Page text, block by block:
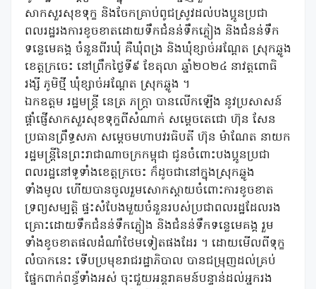
សាកសួរសុខទុក្ខ និងចែកគ្រាប់ពូជស្រូវដល់បងប្អូនប្រជា
ពលរដ្ឋរងការខូចខាតដោយទឹកជំនន់ទឹកភ្លៀង និងជំនន់ទឹក
ទន្លេមេគង្គ ចំនួនពីរឃុំ គឺឃុំពង្រ និងឃុំខ្សាច់អណ្តែត ស្រុកឆ្លូង
ខេត្តក្រចេះ នៅព្រឹកថ្ងៃទី៩ ខែតុលា ឆ្នាំ២០២៤ នាវត្តពោធិ
រង្សី ភូមិថ្មី ឃុំខ្សាច់អណ្តែត ស្រុកឆ្លូង ។
ឯកឧត្តម រដ្ឋមន្ត្រី នេត្រ ភក្រ្តា បានលើកឡើង នូវប្រសាសន៍
ផ្តាំផ្ញើសាកសួរសុខទុក្ខពីសំណាក់ សម្តេចតេជោ ហ៊ុន សែន
ប្រធានព្រឹទ្ធសភា សម្តេចមហាបវរធិបតី ហ៊ុន ម៉ាណែត នាយក
រដ្ឋមន្ត្រីនៃព្រះរាជាណាចក្រកម្ពុជា ជូនចំពោះបងប្អូនប្រជា
ពលរដ្ឋនៅទូទាំងខេត្តក្រចេះ ក៏ដូចជានៅក្នុងស្រុកឆ្លូង
ទាំងមូល ហើយបានចូលរួមសោកស្តាយចំពោះការខូចខាត
ទ្រព្យសម្បត្តិ ផ្ទះសំបែងមួយចំនួនរបស់ប្រជាពលរដ្ឋដែលរង
គ្រោះដោយទឹកជំនន់ទឹកភ្លៀង និងជំនន់ទឹកទន្លេមេគង្គ រួម
ទាំងខូចខាតផលដំណាំថែមទៀតផងដែរ ។ ដោយមើលពីទុក្ខ
លំបាកនេះ ទើបប្រមុខរាជរដ្ឋាភិបាល បានជម្រុញដល់គ្រប់
ផ្នែកពាក់ពន្ធ័ទាំងអស់ ចុះជួយអន្តរាគមន៍បន្ទាន់ដល់អ្នករង